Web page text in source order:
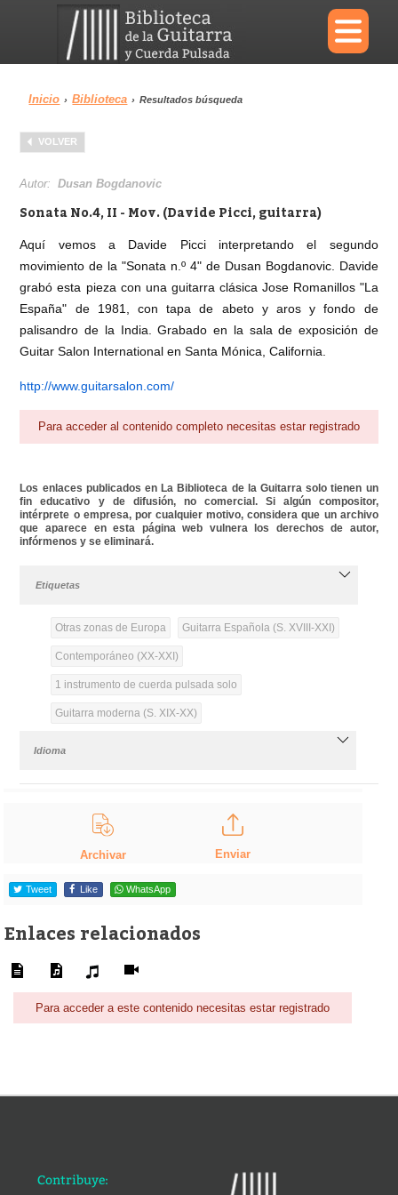
×
Menu
Biblioteca
Área personal Reproductor
Inicio › Biblioteca › Resultados búsqueda
VOLVER
Autor:Dusan Bogdanovic
Sonata No.4, II - Mov. (Davide Picci, guitarra)
Aquí vemos a Davide Picci interpretando el segundo
movimiento de la "Sonata n.º 4" de Dusan Bogdanovic. Davide
grabó esta pieza con una guitarra clásica Jose Romanillos "La
España" de 1981, con tapa de abeto y aros y fondo de
palisandro de la India. Grabado en la sala de exposición de
Guitar Salon International en Santa Mónica, California.
http://www.guitarsalon.com/
Para acceder al contenido completo necesitas estar registrado
Los enlaces publicados en La Biblioteca de la Guitarra solo tienen un
fin educativo y de difusión, no comercial. Si algún compositor,
intérprete o empresa, por cualquier motivo, considera que un archivo
que aparece en esta página web vulnera los derechos de autor,
infórmenos y se eliminará.
Etiquetas
Otras zonas de Europa Guitarra Española (S. XVIII-XXI)
Contemporáneo (XX-XXI)
1 instrumento de cuerda pulsada solo
Guitarra moderna (S. XIX-XX)
Idioma
Archivar Enviar
Tweet Like WhatsApp
Enlaces relacionados
Para acceder a este contenido necesitas estar registrado
Contribuye: